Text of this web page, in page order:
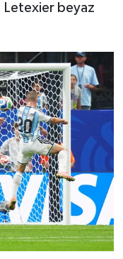
Letexier beyaz